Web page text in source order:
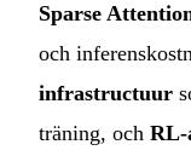
Sparse
och
infrastructuur
träning, och RL-